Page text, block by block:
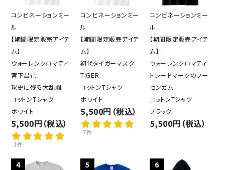
コンビネーションミー
ル
【期間限定販売アイテ
ム】
ウォーレンクロマティ
宮下昌己
球史に残る大乱闘
コットンTシャツ
ホワイト
5,500円（税込）
1件
コンビネーションミー
ル
【期間限定販売アイテ
ム】
初代タイガーマスク
TIGER
コットンTシャツ
ホワイト
5,500円（税込）
7件
コンビネーションミー
ル
【期間限定販売アイテ
ム】
ウォーレンクロマティ
トレードマークのフー
センガム
コットンTシャツ
ブラック
5,500円（税込）
4 5 6